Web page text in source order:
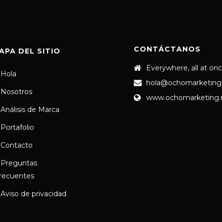
DEL SITIO
Hola
Nosotros
Análisis de Marca
Portafolio
Contacto
Preguntas
Aviso de privacidad
CONTÁCTANOS
Everywhere, all at